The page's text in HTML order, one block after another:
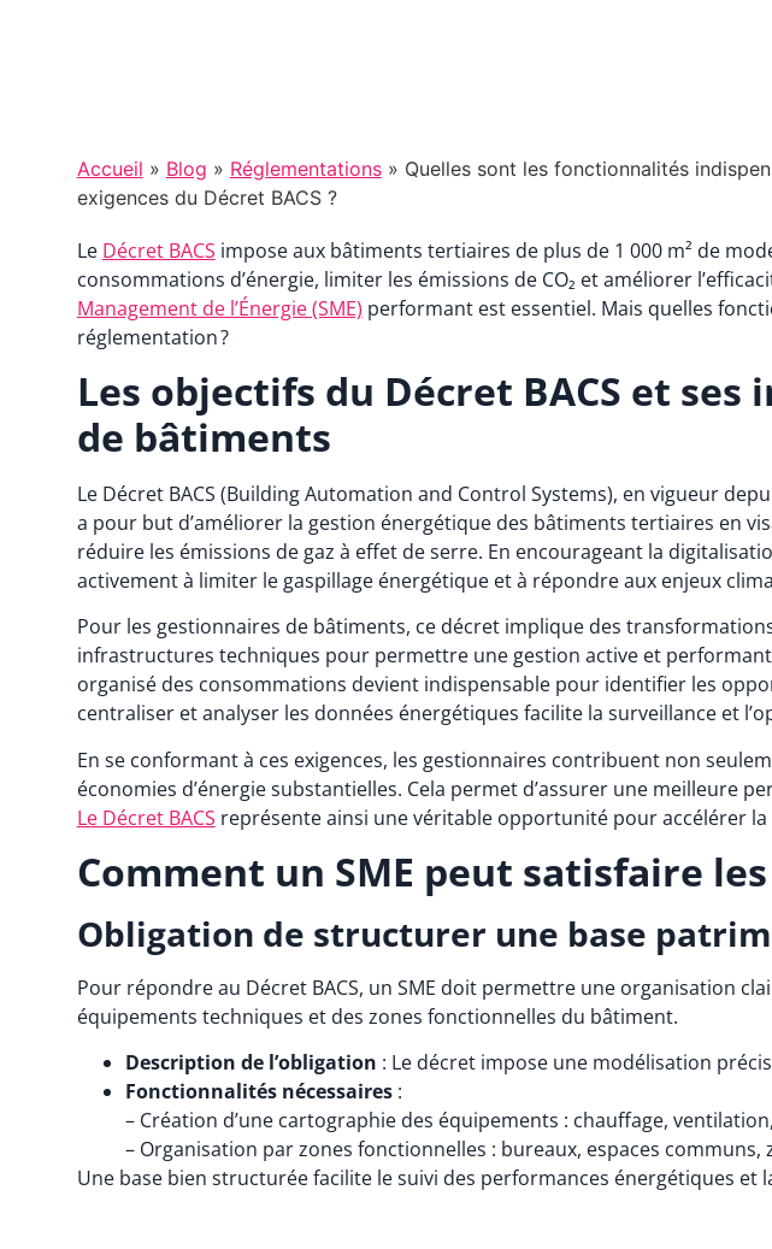
Accueil » Blog » Réglementations» Quelles sont les fonctionnalités
exigences du Décret BACS ?
Le Décret BACS impose aux bâtiments tertiaires de plus de 1 000 m² de
consommations d’énergie, limiter les émissions de CO₂ et améliorer
Management de l’Énergie (SME) performant est essentiel. Mais quelles
réglementation ?
Les objectifs du Décret BACS et
de bâtiments
Le Décret BACS (Building Automation and Control Systems), en vigueur
a pour but d’améliorer la gestion énergétique des bâtiments tertiaires en
réduire les émissions de gaz à effet de serre. En encourageant la
activement à limiter le gaspillage énergétique et à répondre aux enjeux
Pour les gestionnaires de bâtiments, ce décret implique des
infrastructures techniques pour permettre une gestion active et
organisé des consommations devient indispensable pour identifier les
centraliser et analyser les données énergétiques facilite la surveillance et
En se conformant à ces exigences, les gestionnaires contribuent non
économies d’énergie substantielles. Cela permet d’assurer une
Le Décret BACS représente ainsi une véritable opportunité pour accélérer
Comment un SME peut satisfaire
Obligation de structurer une base
Pour répondre au Décret BACS, un SME doit permettre une organisation
équipements techniques et des zones fonctionnelles du bâtiment.
Description de l’obligation : Le décret impose une modélisation
Fonctionnalités nécessaires:
– Création d’une cartographie des équipements : chauffage,
– Organisation par zones fonctionnelles : bureaux, espaces communs,
Une base bien structurée facilite le suivi des performances énergétiques et